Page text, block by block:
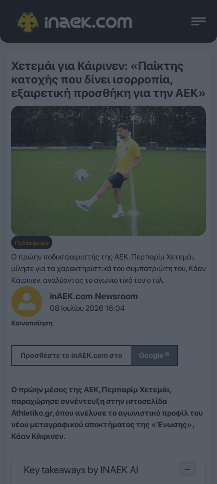
Χετεμάι για Κάιρινεν: «Παίκτης
κατοχής που δίνει ισορροπία,
εξαιρετική προσθήκη για την ΑΕΚ»
Ποδόσφαιρο
inAEK.com Newsroom
08 Ιουλίου 2026 16:04
Ο πρώην ποδοσφαιριστής της ΑΕΚ, Περπαρίμ Χετεμάι,
μίλησε για τα χαρακτηριστικά του συμπατριώτη του, Κάαν
Κάιρινεν, αναλύοντας το αγωνιστικό του στυλ.
Κοινοποίηση
Προσθέστε το inAEK.com στο Google↗
Ο πρώην μέσος της ΑΕΚ, Περπαρίμ Χετεμάι,
παραχώρησε συνέντευξη στην ιστοσελίδα
Athletiko.gr, όπου ανέλυσε το αγωνιστικό προφίλ του
νέου μεταγραφικού αποκτήματος της «Ένωσης»,
Κάαν Κάιρινεν.
Key takeaways by INAEK AI −